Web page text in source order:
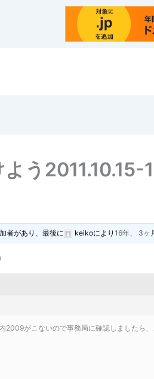
う2011.10.15-
者があり、最後に keikoにより16年、 3ヶ
2009がこないので事務局に確認しましたら